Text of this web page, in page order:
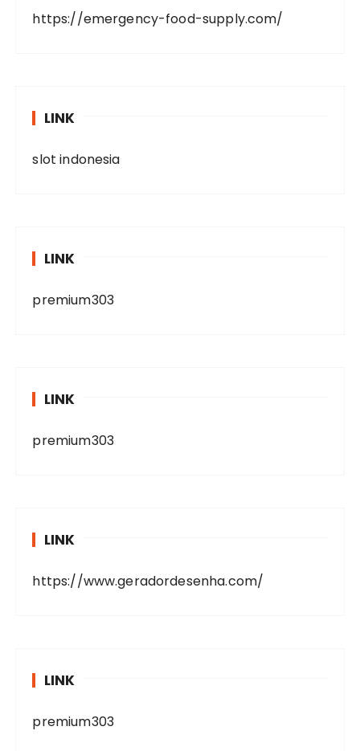
https://emergency-food-supply.com/
LINK
slot indonesia
LINK
premium303
LINK
premium303
LINK
https://www.geradordesenha.com/
LINK
premium303